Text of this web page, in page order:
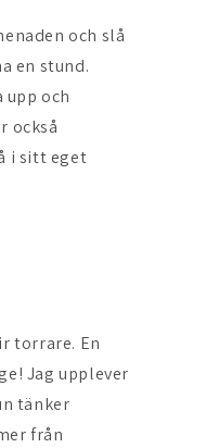
och slå
en stund.
upp och
också
i sitt eget
torrare. En
Jag upplever
tänker
från